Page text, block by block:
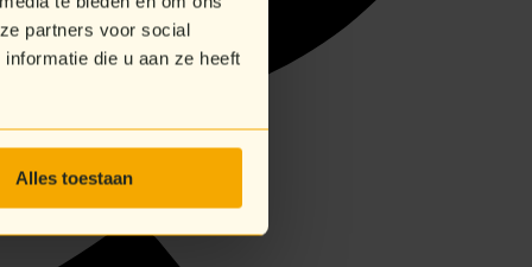
partners voor social
die u aan ze heeft
Alles toestaan